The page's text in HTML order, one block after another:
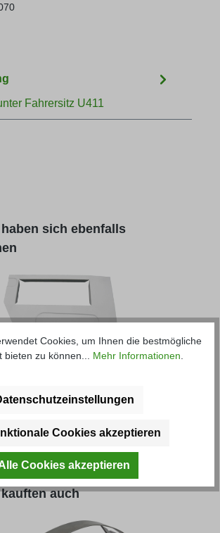
Fahrersitz U411
überspringen
sich ebenfalls
überspringen
auch
Cookies, um Ihnen die bestmögliche
bieten zu können... Mehr Informationen
Cookies akzeptieren
Cookies akzeptieren